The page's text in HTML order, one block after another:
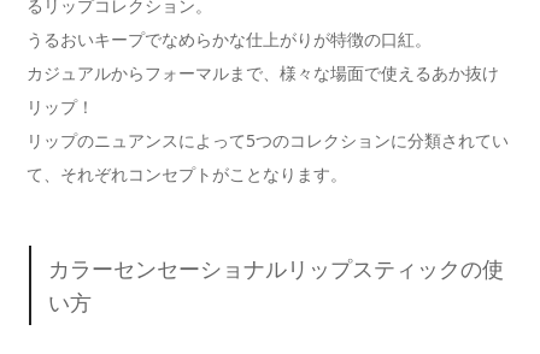
るリップコレクション。
うるおいキープでなめらかな仕上がりが特徴の口紅。
カジュアルからフォーマルまで、様々な場面で使えるあか抜け
リップ！
リップのニュアンスによって5つのコレクションに分類されてい
て、それぞれコンセプトがことなります。
カラーセンセーショナルリップスティックの使
い方